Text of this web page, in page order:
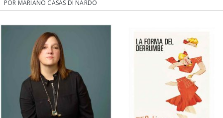
POR MARIANO CASAS DI NARDO